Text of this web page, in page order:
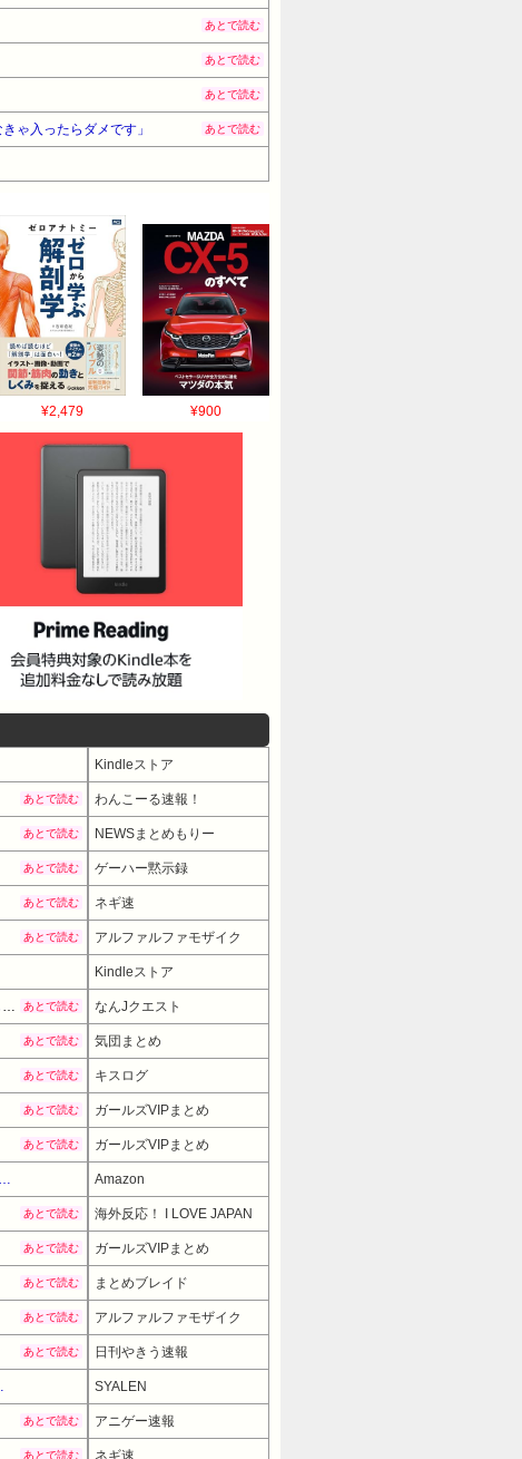
あとで読む
あとで読む
あとで読む
ゃ入ったらダメです」 あとで読む
¥2,479 ¥900
Kindleストア
あとで読む わんこーる速報！
あとで読む NEWSまとめもりー
あとで読む ゲーハー黙示録
あとで読む ネギ速
あとで読む アルファルファモザイク
Kindleストア
あとで読む なんJクエスト
あとで読む 気団まとめ
あとで読む キスログ
あとで読む ガールズVIPまとめ
あとで読む ガールズVIPまとめ
Amazon
あとで読む 海外反応！ I LOVE JAPAN
あとで読む ガールズVIPまとめ
あとで読む まとめブレイド
あとで読む アルファルファモザイク
あとで読む 日刊やきう速報
SYALEN
あとで読む アニゲー速報
あとで読む ネギ速